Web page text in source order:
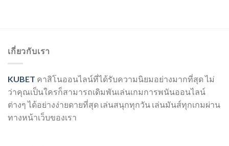
เกี่ยวกับเรา
KUBET คาสิโนออนไลน์ที่ได้รับความนิยมอย่างมากที่สุด ไม่
ว่าคุณเป็นใครก็สามารถเดิมพันเล่นเกมการพนันออนไลน์
ต่างๆ ได้อย่างง่ายดายที่สุด เล่นสนุกทุกวัน เล่นมันส์ทุกเกมผ่าน
ทางหน้าเว็บของเรา